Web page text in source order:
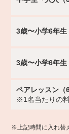
3歳〜小学6年生
3歳〜小学6年生
ペアレッスン（
※1名当たりの
※上記時間に入れ替